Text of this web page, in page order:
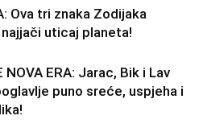
Ova tri znaka Zodijaka
uticaj planeta!
NOVA ERA: Jarac, Bik i Lav
puno sreće, uspjeha i